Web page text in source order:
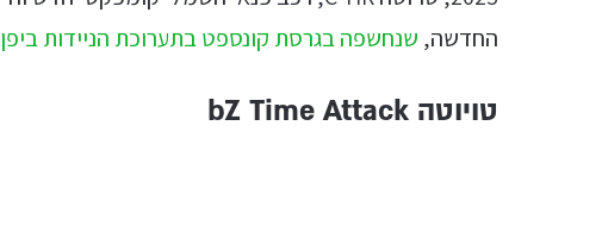
החדשה, שנחשפה בגרסת קונספט בתערוכת הניידות ביפן
טויוטה bZ Time Attack